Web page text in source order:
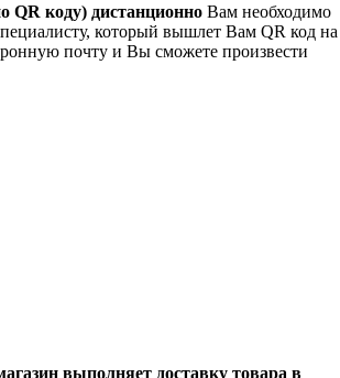
QR коду) дистанционно Вам необходимо
который вышлет Вам QR код на
почту и Вы сможете произвести
выполняет доставку товара в